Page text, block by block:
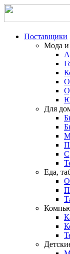
Поставщики
Мода и
Для
Еда,